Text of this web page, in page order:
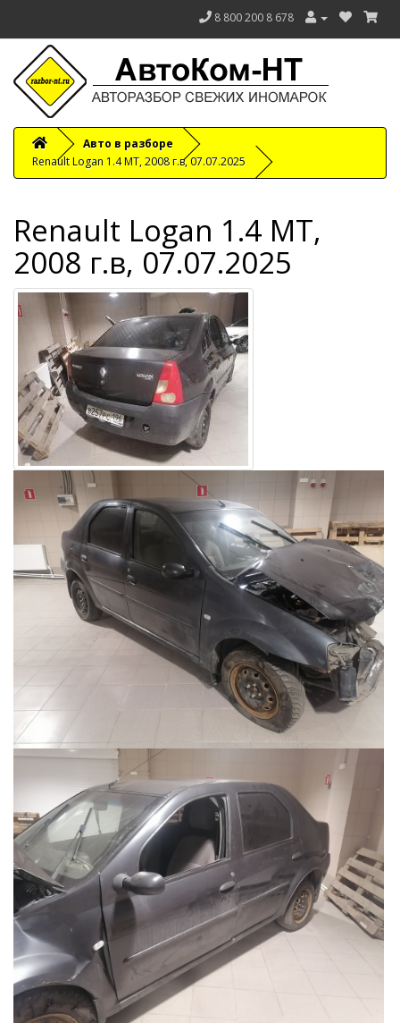
8 800 200 8 678
Авто в разборе
Renault Logan 1.4 МТ, 2008 г.в, 07.07.2025
Renault Logan 1.4 МТ,
2008 г.в, 07.07.2025